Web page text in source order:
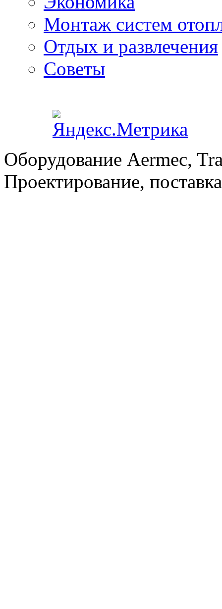
Монтаж систем
Отдых и развлечения
Советы
Оборудование Aermec,
Проектирование,